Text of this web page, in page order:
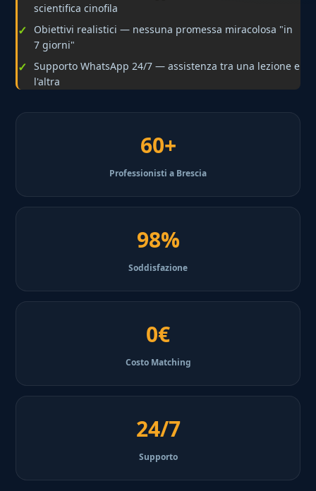
scientifica cinofila
Obiettivi realistici — nessuna promessa miracolosa "in
7 giorni"
Supporto WhatsApp 24/7 — assistenza tra una lezione e
l'altra
60+
Professionisti a Brescia
98%
Soddisfazione
0€
Costo Matching
24/7
Supporto